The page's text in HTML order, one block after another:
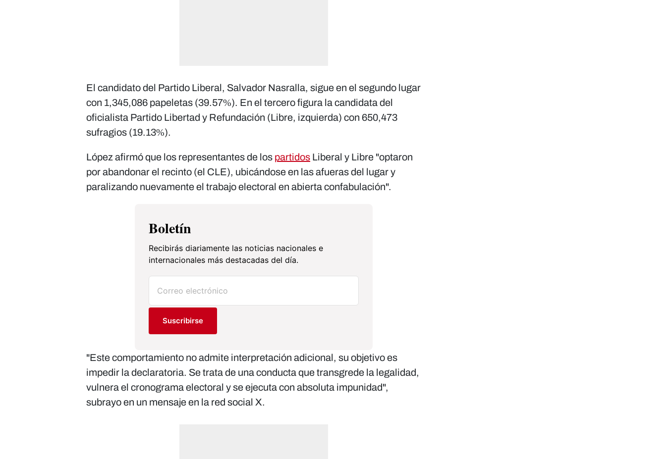
El candidato del Partido Liberal, Salvador Nasralla, sigue en el segundo lugar
con 1,345,086 papeletas (39.57%). En el tercero figura la candidata del
oficialista Partido Libertad y Refundación (Libre, izquierda) con 650,473
sufragios (19.13%).
López afirmó que los representantes de los partidos Liberal y Libre "optaron
por abandonar el recinto (el CLE), ubicándose en las afueras del lugar y
paralizando nuevamente el trabajo electoral en abierta confabulación".
Boletín
Recibirás diariamente las noticias nacionales e
internacionales más destacadas del día.
Suscribirse
"Este comportamiento no admite interpretación adicional, su objetivo es
impedir la declaratoria. Se trata de una conducta que transgrede la legalidad,
vulnera el cronograma electoral y se ejecuta con absoluta impunidad",
subrayo en un mensaje en la red social X.